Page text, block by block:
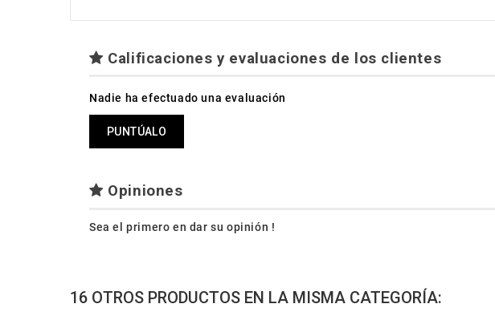
Calificaciones y evaluaciones de los clientes
Nadie ha efectuado una evaluación
PUNTÚALO
Opiniones
Sea el primero en dar su opinión !
16 OTROS PRODUCTOS EN LA MISMA CATEGORÍA: